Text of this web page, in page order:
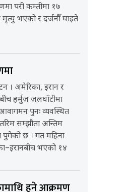
परी कम्तीमा १७
भएको र दर्जनौँ घाइते
। अमेरिका, इरान र
हर्मुज जलघाँटीमा
पुनः व्यवस्थित
सम्झौता अन्तिम
छ । गत महिना
भएको १४
हुने आक्रमण